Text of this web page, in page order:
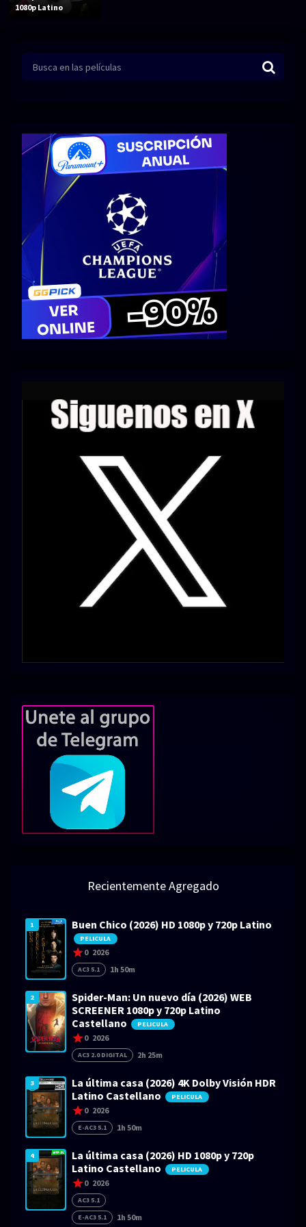
Comedia Crimen
Terror
Fantástico Romance
Bélico Thriller
Biográfico
SERIES
Series 1080p Series 4K HDR
Series 720p 2160p 4K SDR
Series 1080p 60 FPS
1080p Latino
Recientemente Agregado
1 Buen Chico (2026) HD 1080p y 720p Latino
PELICULA
0 2026
AC3 5.1 1h 50m
2
Spider-Man: Un nuevo día (2026) WEB
SCREENER 1080p y 720p Latino
Castellano
PELICULA
0 2026
AC3 2.0 DIGITAL 2h 25m
3
La última casa (2026) 4K Dolby Visión HDR
Latino Castellano
PELICULA
0 2026
E-AC3 5.1 1h 50m
4
La última casa (2026) HD 1080p y 720p
Latino Castellano
PELICULA
0 2026
AC3 5.1
E-AC3 5.1
1h 50m